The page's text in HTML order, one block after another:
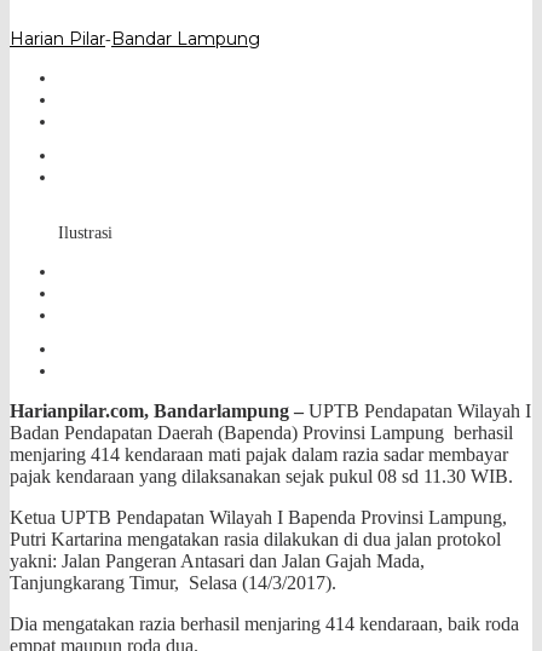
Harian Pilar-Bandar Lampung
Ilustrasi
Harianpilar.com, Bandarlampung – UPTB Pendapatan Wilayah I
Badan Pendapatan Daerah (Bapenda) Provinsi Lampung berhasil
menjaring 414 kendaraan mati pajak dalam razia sadar membayar
pajak kendaraan yang dilaksanakan sejak pukul 08 sd 11.30 WIB.
Ketua UPTB Pendapatan Wilayah I Bapenda Provinsi Lampung,
Putri Kartarina mengatakan rasia dilakukan di dua jalan protokol
yakni: Jalan Pangeran Antasari dan Jalan Gajah Mada,
Tanjungkarang Timur, Selasa (14/3/2017).
Dia mengatakan razia berhasil menjaring 414 kendaraan, baik roda
empat maupun roda dua.